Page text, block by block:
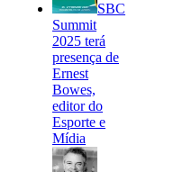
SBC
Summit
2025 terá
presença de
Ernest
Bowes,
editor do
Esporte e
Mídia